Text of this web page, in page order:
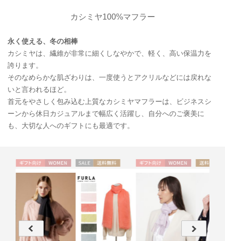
カシミヤ100%マフラー
永く使える、冬の相棒
カシミヤは、繊維が非常に細くしなやかで、軽く、高い保温力を
誇ります。
そのなめらかな肌ざわりは、一度使うとアクリルなどには戻れな
いと言われるほど。
首元をやさしく包み込む上質なカシミヤマフラーは、ビジネスシ
ーンから休日カジュアルまで幅広く活躍し、自分へのご褒美に
も、大切な人へのギフトにも最適です。
ギフト
WOME
N
セー
ル
料
WOME
N